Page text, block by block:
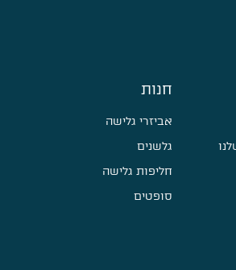
חנות
אביזרי גלישה
גלשנים
חליפות גלישה
סופטים